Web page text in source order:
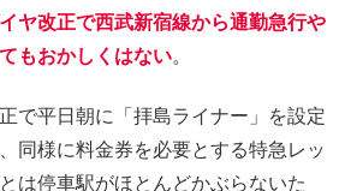
ヤ改正で西武新宿線から通勤急行や
もおかしくはない。
で平日朝に「拝島ライナー」を設定
同様に料金券を必要とする特急レッ
は停車駅がほとんどかぶらないた